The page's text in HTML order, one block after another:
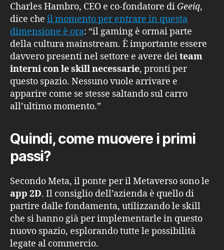
Charles Hambro, CEO e co-fondatore di Geeiq,
dice che il momento per entrare in questa
dimensione è ora: “il gaming è ormai parte
della cultura mainstream. È importante essere
davvero presenti nel settore e avere deiteam
interni con le skill necessarie, pronti per
questo spazio. Nessuno vuole arrivare e
apparire come se stesse saltando sul carro
all’ultimo momento.”
Quindi, come muovere i primi
passi?
Secondo Meta, il ponte per il Metaverso sono le
app 2D. Il consiglio dell’azienda è quello di
partire dalle fondamenta, utilizzando le skill
che si hanno già per implementarle in questo
nuovo spazio, esplorando tutte le possibilità
legate al commercio.